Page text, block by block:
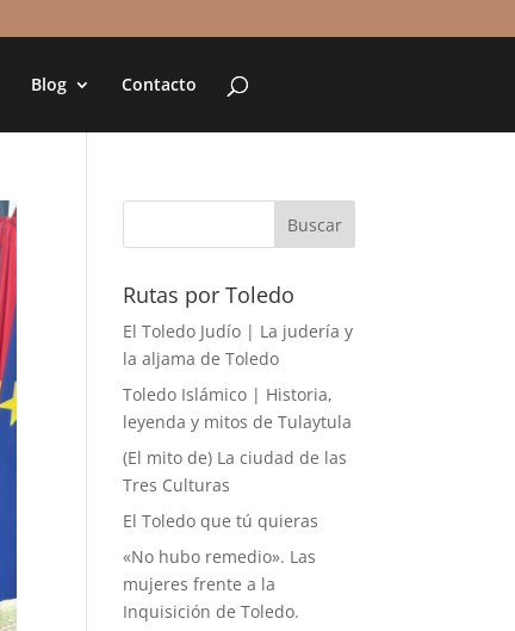
Blog Contacto
Rutas por Toledo
El Toledo Judío | La judería y
la aljama de Toledo
Toledo Islámico | Historia,
leyenda y mitos de Tulaytula
(El mito de) La ciudad de las
Tres Culturas
El Toledo que tú quieras
«No hubo remedio». Las
mujeres frente a la
Inquisición de Toledo.